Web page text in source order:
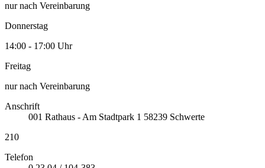
nur nach Vereinbarung
Donnerstag
14:00 - 17:00 Uhr
Freitag
nur nach Vereinbarung
Anschrift
001 Rathaus - Am Stadtpark 1 58239 Schwerte
210
Telefon